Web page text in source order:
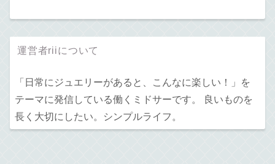
運営者riiについて
「日常にジュエリーがあると、こんなに楽しい！」を
テーマに発信している働くミドサーです。 良いものを
長く大切にしたい。シンプルライフ。